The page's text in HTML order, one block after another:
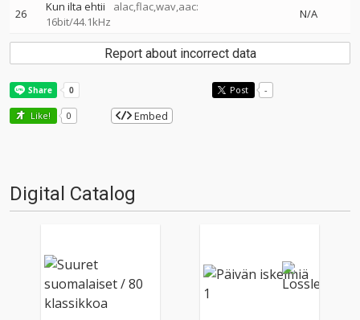
26 Kun ilta ehtii
alac,flac,wav,aac:
16bit/44.1kHz
N/A
Report about incorrect data
Post -
Like! 0 Embed
Digital Catalog